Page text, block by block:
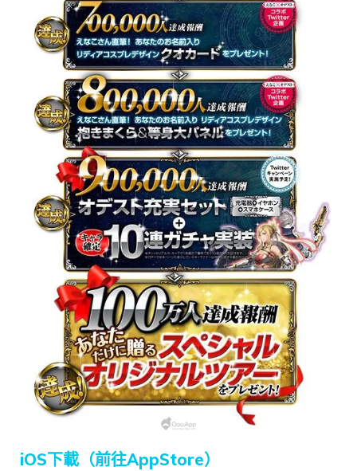
iOS下載（前往AppStore）